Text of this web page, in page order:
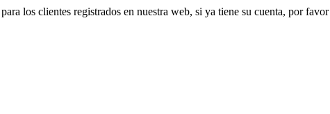
los clientes registrados en nuestra web, si ya tiene su cuenta, por favor